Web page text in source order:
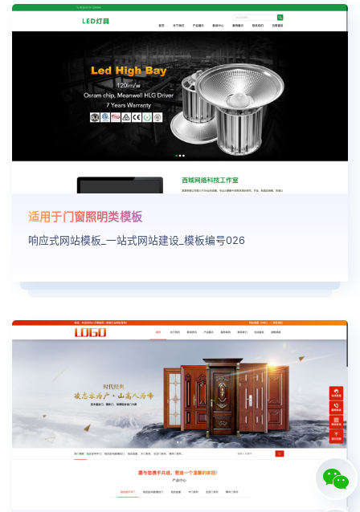
适用于门窗照明类模板
响应式网站模板_一站式网站建设_模板编号026